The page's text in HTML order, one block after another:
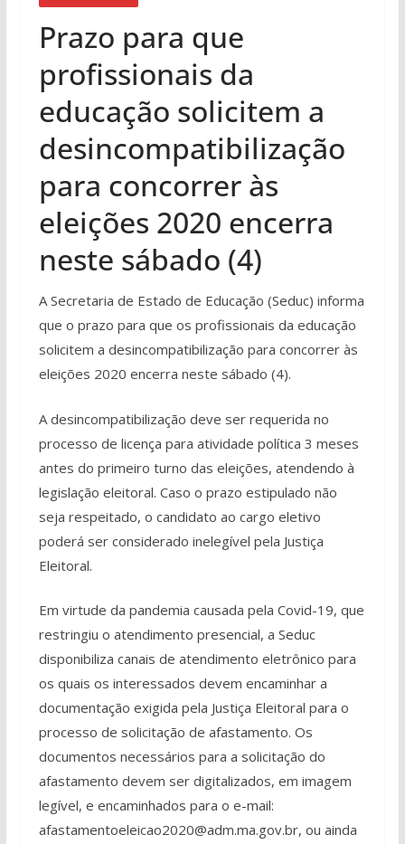
Prazo para que
profissionais da
educação solicitem a
desincompatibilização
para concorrer às
eleições 2020 encerra
neste sábado (4)
A Secretaria de Estado de Educação (Seduc) informa
que o prazo para que os profissionais da educação
solicitem a desincompatibilização para concorrer às
eleições 2020 encerra neste sábado (4).
A desincompatibilização deve ser requerida no
processo de licença para atividade política 3 meses
antes do primeiro turno das eleições, atendendo à
legislação eleitoral. Caso o prazo estipulado não
seja respeitado, o candidato ao cargo eletivo
poderá ser considerado inelegível pela Justiça
Eleitoral.
Em virtude da pandemia causada pela Covid-19, que
restringiu o atendimento presencial, a Seduc
disponibiliza canais de atendimento eletrônico para
os quais os interessados devem encaminhar a
documentação exigida pela Justiça Eleitoral para o
processo de solicitação de afastamento. Os
documentos necessários para a solicitação do
afastamento devem ser digitalizados, em imagem
legível, e encaminhados para o e-mail:
afastamentoeleicao2020@adm.ma.gov.br, ou ainda